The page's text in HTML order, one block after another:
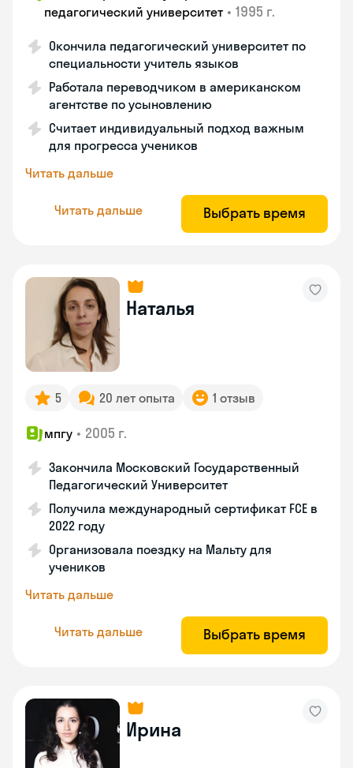
педагогический университет • 1995 г.
Окончила педагогический университет по
специальности учитель языков
Работала переводчиком в американском
агентстве по усыновлению
Считает индивидуальный подход важным
для прогресса учеников
Читать дальше
Читать дальше Выбрать время
Наталья
5 20 лет опыта 1 отзыв
мпгу • 2005 г.
Закончила Московский Государственный
Педагогический Университет
Получила международный сертификат FCE в
2022 году
Организовала поездку на Мальту для
учеников
Читать дальше
Читать дальше Выбрать время
Ирина